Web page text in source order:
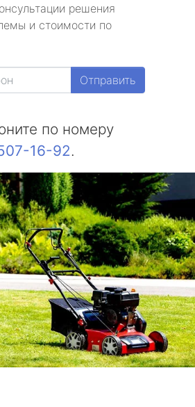
решения
и стоимости по
Отправить
по номеру
16-92.